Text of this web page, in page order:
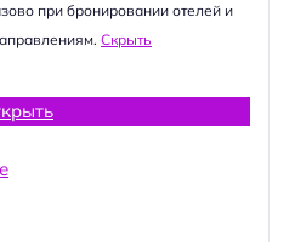
при бронировании отелей и
Скрыть